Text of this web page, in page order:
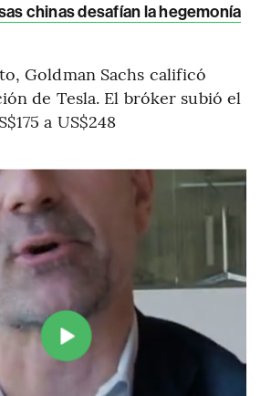
chinas desafían la hegemonía
Goldman Sachs calificó
de Tesla. El bróker subió el
a US$248